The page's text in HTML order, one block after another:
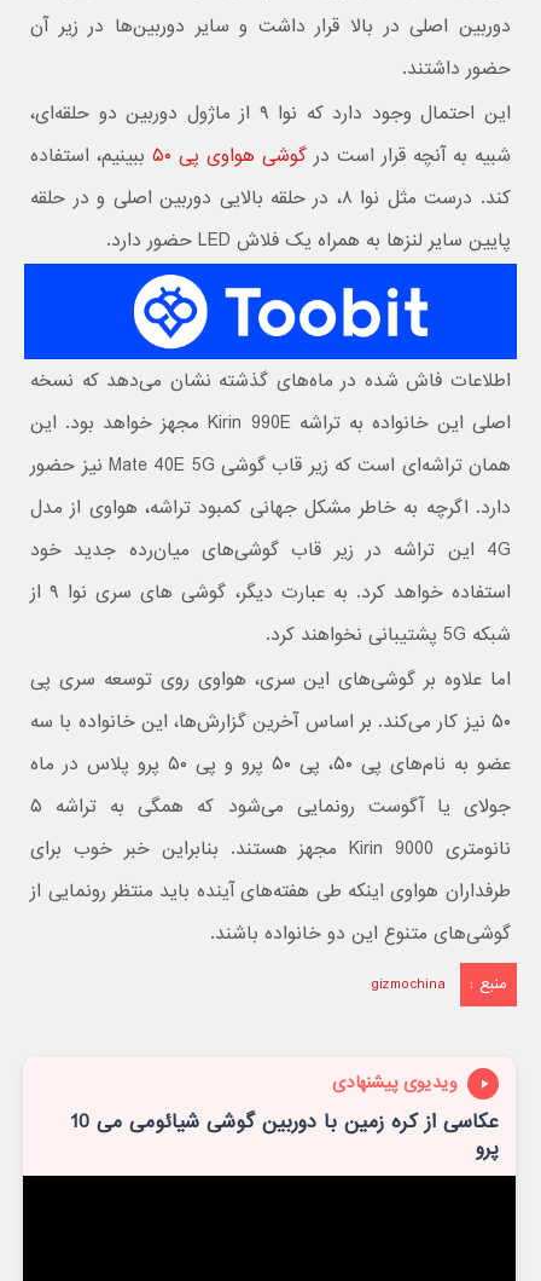
دوربین اصلی در بالا قرار داشت و سایر دوربین‌ها در زیر آن
حضور داشتند.
این احتمال وجود دارد که نوا ۹ از ماژول دوربین دو حلقه‌ای،
شبیه به آنچه قرار است در گوشی هواوی پی ۵۰
ببینیم، استفاده
کند. درست مثل نوا ۸، در حلقه بالایی دوربین اصلی و در حلقه
پایین سایر لنزها به همراه یک فلاش LED حضور دارد.
اطلاعات فاش شده در ماه‌های گذشته نشان می‌دهد که نسخه
اصلی این خانواده به تراشه Kirin 990E مجهز خواهد بود. این
همان تراشه‌ای است که زیر قاب گوشی Mate 40E 5G نیز حضور
دارد. اگرچه به خاطر مشکل جهانی کمبود تراشه، هواوی از مدل
4G این تراشه در زیر قاب گوشی‌های میان‌رده جدید خود
استفاده خواهد کرد. به عبارت دیگر، گوشی های سری نوا ۹ از
شبکه 5G پشتیبانی نخواهند کرد.
اما علاوه بر گوشی‌های این سری، هواوی روی توسعه سری پی
۵۰ نیز کار می‌کند. بر اساس آخرین گزارش‌ها، این خانواده با سه
عضو به نام‌های پی ۵۰، پی ۵۰ پرو و پی ۵۰ پرو پلاس در ماه
جولای یا آگوست رونمایی می‌شود که همگی به تراشه ۵
نانومتری Kirin 9000 مجهز هستند. بنابراین خبر خوب برای
طرفداران هواوی اینکه طی هفته‌های آینده باید منتظر رونمایی از
گوشی‌های متنوع این دو خانواده باشند.
منبع : gizmochina
ویدیوی پیشنهادی
عکاسی از کره زمین با دوربین گوشی شیائومی می 10
پرو